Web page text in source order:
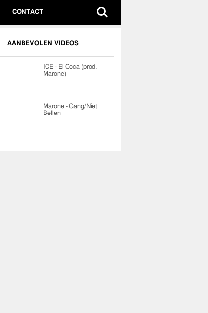
CONTACT
AANBEVOLEN VIDEOS
ICE - El Coca (prod.
Marone)
Marone - Gang/Niet
Bellen